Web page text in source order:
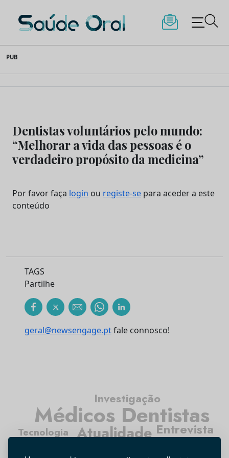
to
content
Saúde Oral
PUB
Dentistas voluntários pelo mundo:
“Melhorar a vida das pessoas é o
verdadeiro propósito da medicina”
Por favor faça login ou registe-se para aceder a este
conteúdo
TAGS
Partilhe
geral@newsengage.ptfale connosco!
Atualidade
Médicos Dentistas
Higiene Oral
Entrevista
Tecnologia
Investigação